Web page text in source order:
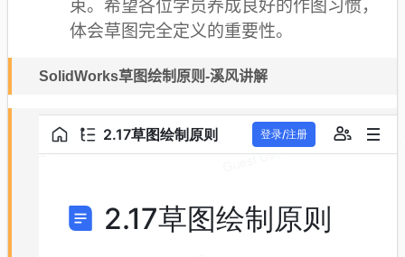
束。希望各位学员养成良好的作图习惯，
体会草图完全定义的重要性。
SolidWorks草图绘制原则-溪风讲解